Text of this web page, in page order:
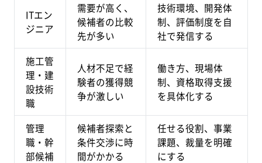
ITエン
ジニア
需要が高く、
候補者の比較
先が多い
技術環境、開発体
制、評価制度を自
社で発信する
施工管
理・建
設技術
職
人材不足で経
験者の獲得競
争が激しい
働き方、現場体
制、資格取得支援
を具体化する
管理
職・幹
部候補
候補者探索と
条件交渉に時
間がかかる
任せる役割、事業
課題、裁量を明確
にする